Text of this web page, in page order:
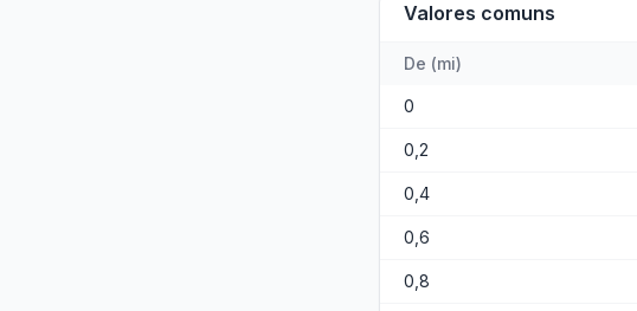
Valores comuns
De (mi)
0
0,2
0,4
0,6
0,8